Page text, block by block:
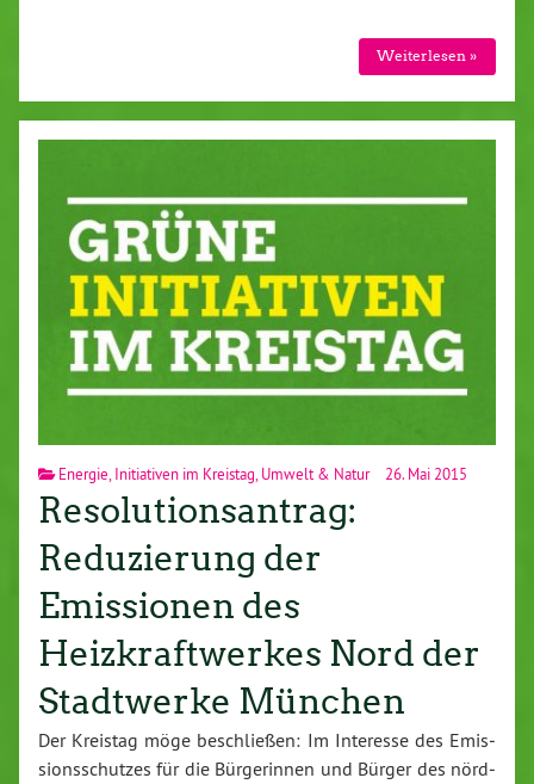
Wei­ter­le­sen »
Energie,Initiativen im Kreistag,Umwelt & Natur 26. Mai 2015
Resolutionsantrag:
Reduzierung der
Emissionen des
Heizkraftwerkes Nord der
Stadtwerke München
Der Kreistag möge be­schlie­ßen: Im Interesse des Emis­
si­ons­schut­zes für die Bür­ge­rin­nen und Bürger des nörd­